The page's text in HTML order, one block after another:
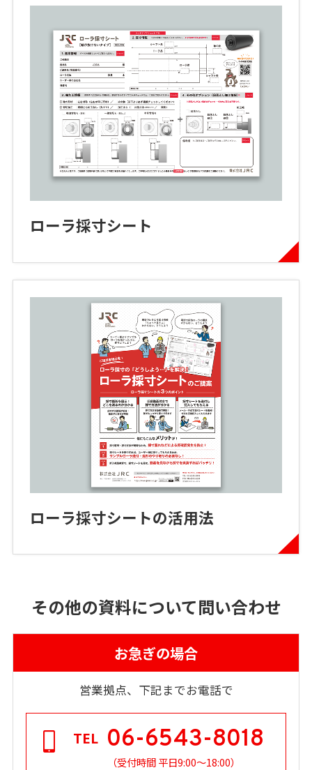
ローラ採寸シート
ローラ採寸シートの活用法
その他の資料について問い合わせ
お急ぎの場合
営業拠点、下記までお電話で
TEL 06-6543-8018
（受付時間 平日9:00～18:00）